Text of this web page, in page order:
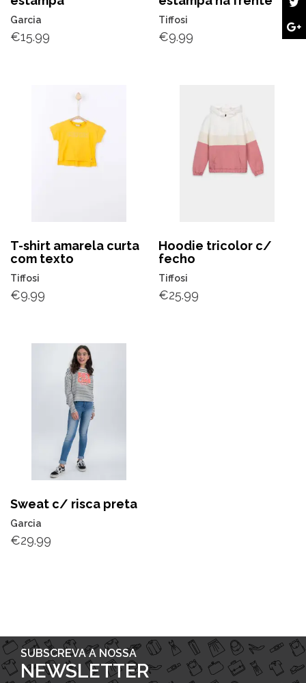
Garcia
€15.99
Tiffosi
€9.99
T-shirt amarela curta
com texto
Tiffosi
€9.99
Hoodie tricolor c/
fecho
Tiffosi
€25.99
Sweat c/ risca preta
Garcia
€29.99
SUBSCREVA A NOSSA
NEWSLETTER